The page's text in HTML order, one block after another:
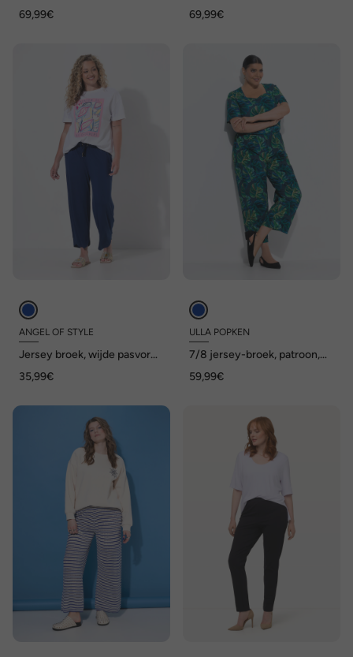
tailleband, LENZING™
69,99€
69,99€
ANGEL OF STYLE
Jersey broek, wijde pasvorm,
35,99€
ULLA POPKEN
7/8 jersey-broek, patroon,
tailleband
59,99€